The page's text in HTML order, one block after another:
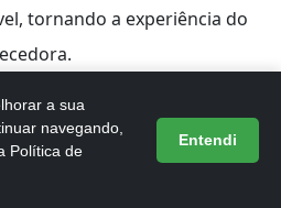
tornando a experiência do
nova perspectiva sobre a
Secreta dos Animaispromove
importância de respeitar e
a sua
navegando,
Política de
Entendi